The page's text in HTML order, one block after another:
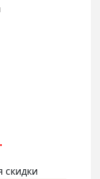
скидки